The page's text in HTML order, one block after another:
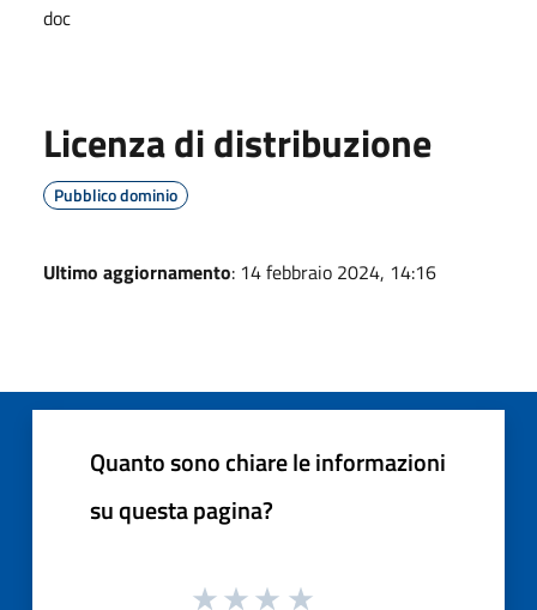
doc
Licenza di distribuzione
Pubblico dominio
Ultimo aggiornamento: 14 febbraio 2024, 14:16
Quanto sono chiare le informazioni
su questa pagina?